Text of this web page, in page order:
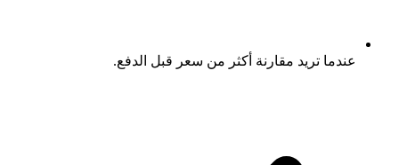
عندما تريد مقارنة أكثر من سعر قبل الدفع.